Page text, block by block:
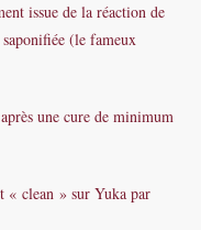
issue de la réaction de
(le fameux
une cure de minimum
« clean » sur Yuka par